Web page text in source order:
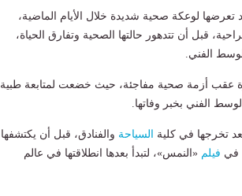
تعرضها لوعكة صحية شديدة خلال الأيام الماضية،
قبل أن تتدهور حالتها الصحية وتفارق الحياة،
الفني.
عقب أزمة صحية مفاجئة، حيث خضعت لمتابعة طبية
الفني بخبر وفاتها.
تخرجها في كلية السياحة والفنادق، قبل أن يكتشفها
في فيلم «النمس»، لتبدأ بعدها انطلاقتها في عالم